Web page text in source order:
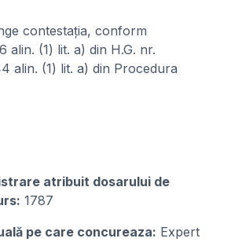
contestația, conform
alin. (1) lit. a) din H.G. nr.
alin. (1) lit. a) din Procedura
atribuit dosarului de
1787
pe care concureaza: Expert